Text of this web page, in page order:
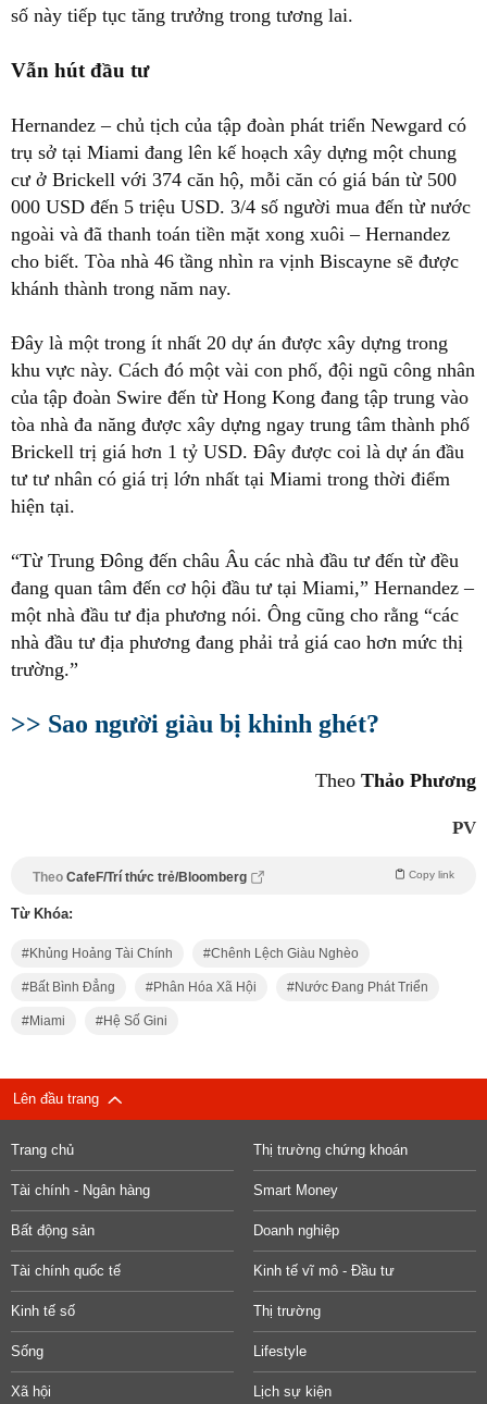
số này tiếp tục tăng trưởng trong tương lai.
Vẫn hút đầu tư
Hernandez – chủ tịch của tập đoàn phát triển Newgard có
trụ sở tại Miami đang lên kế hoạch xây dựng một chung
cư ở Brickell với 374 căn hộ, mỗi căn có giá bán từ 500
000 USD đến 5 triệu USD. 3/4 số người mua đến từ nước
ngoài và đã thanh toán tiền mặt xong xuôi – Hernandez
cho biết. Tòa nhà 46 tầng nhìn ra vịnh Biscayne sẽ được
khánh thành trong năm nay.
Đây là một trong ít nhất 20 dự án được xây dựng trong
khu vực này. Cách đó một vài con phố, đội ngũ công nhân
của tập đoàn Swire đến từ Hong Kong đang tập trung vào
tòa nhà đa năng được xây dựng ngay trung tâm thành phố
Brickell trị giá hơn 1 tỷ USD. Đây được coi là dự án đầu
tư tư nhân có giá trị lớn nhất tại Miami trong thời điểm
hiện tại.
“Từ Trung Đông đến châu Âu các nhà đầu tư đến từ đều
đang quan tâm đến cơ hội đầu tư tại Miami,” Hernandez –
một nhà đầu tư địa phương nói. Ông cũng cho rằng “các
nhà đầu tư địa phương đang phải trả giá cao hơn mức thị
trường.”
>> Sao người giàu bị khinh ghét?
Theo Thảo Phương
PV
Theo CafeF/Trí thức trẻ/Bloomberg Copy link
Từ Khóa:
Khủng Hoảng Tài Chính Chênh Lệch Giàu Nghèo
Bất Bình Đẳng Phân Hóa Xã Hội Nước Đang Phát Triển
Miami Hệ Số Gini
Lên đầu trang
Trang chủ Thị trường chứng khoán
Tài chính - Ngân hàng Smart Money
Bất động sản Doanh nghiệp
Tài chính quốc tế Kinh tế vĩ mô - Đầu tư
Kinh tế số Thị trường
Sống Lifestyle
Xã hội Lịch sự kiện